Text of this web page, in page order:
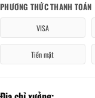
PHƯƠNG THỨC THANH TOÁN
VISA
Tiền mặt